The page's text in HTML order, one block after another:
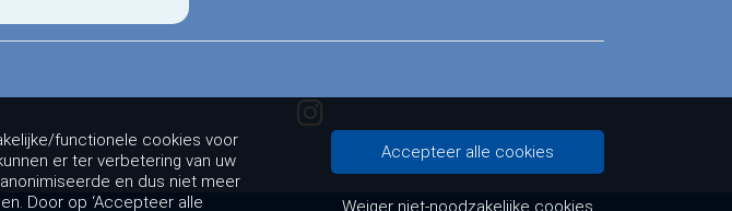
functionele cookies voor
er ter verbetering van uw
en dus niet meer
Door op ‘Accepteer alle
Accepteer alle cookies
Weiger niet-noodzakelijke cookies